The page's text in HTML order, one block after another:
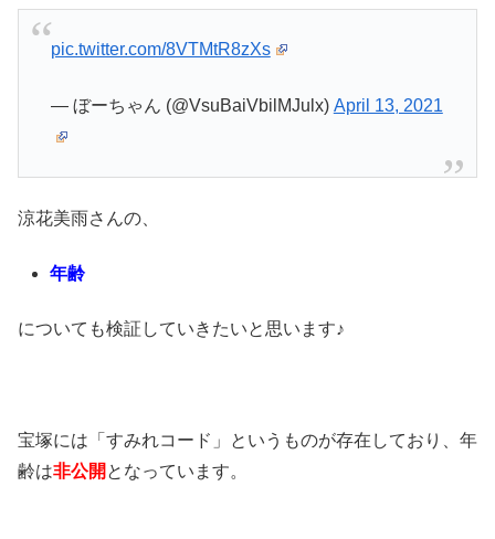
pic.twitter.com/8VTMtR8zXs
— ぼーちゃん (@VsuBaiVbilMJulx) April 13, 2021
涼花美雨さんの、
年齢
についても検証していきたいと思います♪
宝塚には「すみれコード」というものが存在しており、年
齢は非公開 となっています。